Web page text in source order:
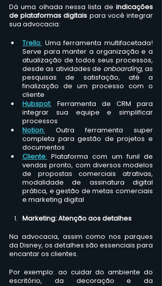
Dá uma olhada nessa lista de indicações
de plataformas digitais para você integrar
sua advocacia:
Trello: Uma ferramenta multifacetada!
Serve para manter a organização e a
atualização de todos seus processos,
desde as atividades de onboarding, as
pesquisas de satisfação, até a
finalização de um processo com o
cliente
Hubspot:
Ferramenta de CRM para
integrar sua equipe e simplificar
processos
Notion:
Outra ferramenta super
completa para gestão de projetos e
documentos
Cliente: Plataforma com um funil de
vendas pronto, com diversos modelos
de propostas comerciais atrativas,
modalidade de assinatura digital
prática, e gestão de metas comerciais
e marketing digital
Marketing: Atenção aos detalhes
Na advocacia, assim como nos parques
da Disney, os detalhes são essenciais para
encantar os clientes.
Por exemplo: ao cuidar do ambiente do
escritório, da decoração e da